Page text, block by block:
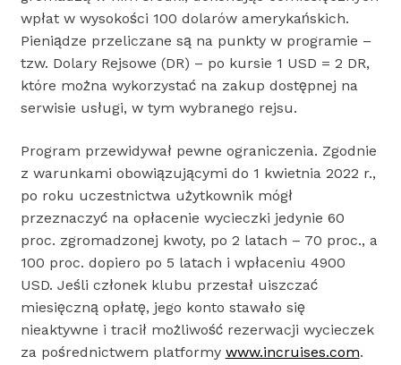
wpłat w wysokości 100 dolarów amerykańskich.
Pieniądze przeliczane są na punkty w programie –
tzw. Dolary Rejsowe (DR) – po kursie 1 USD = 2 DR,
które można wykorzystać na zakup dostępnej na
serwisie usługi, w tym wybranego rejsu.
Program przewidywał pewne ograniczenia. Zgodnie
z warunkami obowiązującymi do 1 kwietnia 2022 r.,
po roku uczestnictwa użytkownik mógł
przeznaczyć na opłacenie wycieczki jedynie 60
proc. zgromadzonej kwoty, po 2 latach – 70 proc., a
100 proc. dopiero po 5 latach i wpłaceniu 4900
USD. Jeśli członek klubu przestał uiszczać
miesięczną opłatę, jego konto stawało się
nieaktywne i tracił możliwość rezerwacji wycieczek
za pośrednictwem platformy www.incruises.com.